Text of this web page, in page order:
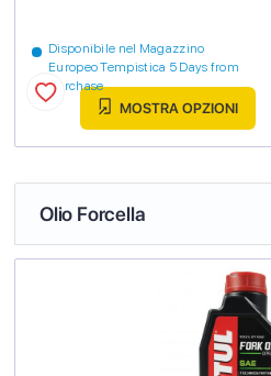
Disponibile nel Magazzino
Europeo Tempistica 5 Days from
purchase
MOSTRA OPZIONI
Olio Forcella